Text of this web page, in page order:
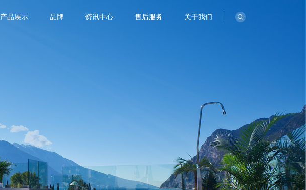
产品展示 品牌 资讯中心 售后服务 关于我们